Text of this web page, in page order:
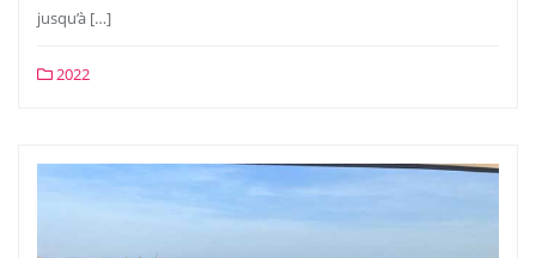
jusqu’à […]
2022